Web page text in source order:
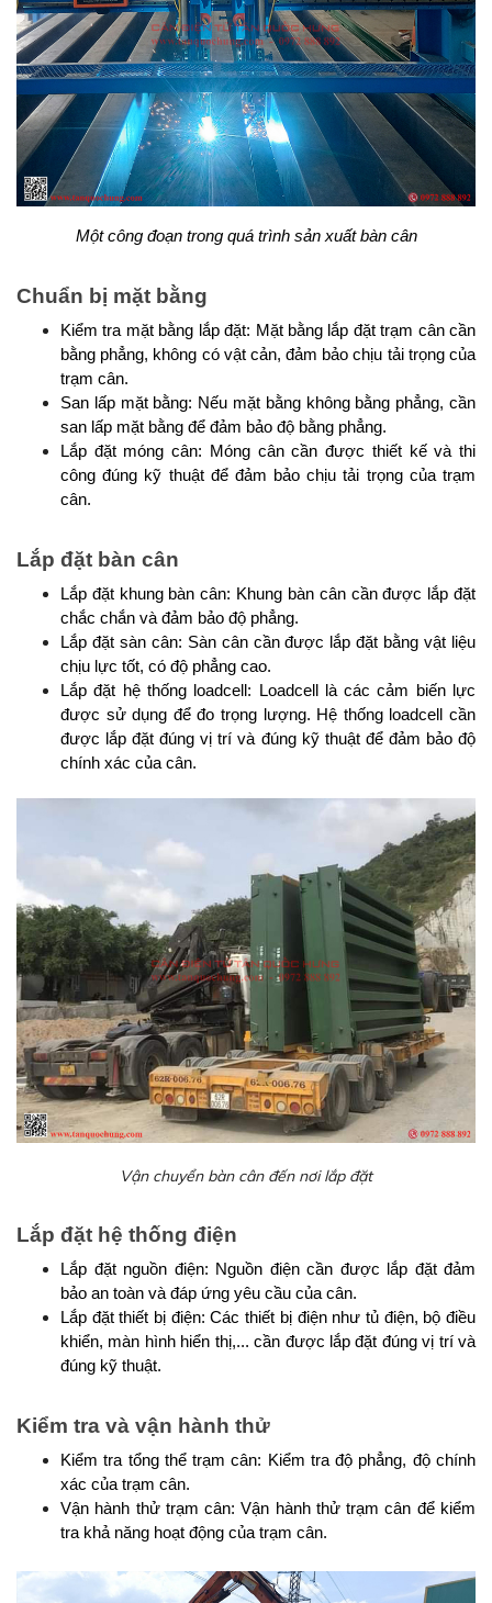
Một công đoạn trong quá trình sản xuất bàn cân
Chuẩn bị mặt bằng
Kiểm tra mặt bằng lắp đặt: Mặt bằng lắp đặt trạm cân cần
bằng phẳng, không có vật cản, đảm bảo chịu tải trọng của
trạm cân.
San lấp mặt bằng: Nếu mặt bằng không bằng phẳng, cần
san lấp mặt bằng để đảm bảo độ bằng phẳng.
Lắp đặt móng cân: Móng cân cần được thiết kế và thi
công đúng kỹ thuật để đảm bảo chịu tải trọng của trạm
cân.
Lắp đặt bàn cân
Lắp đặt khung bàn cân: Khung bàn cân cần được lắp đặt
chắc chắn và đảm bảo độ phẳng.
Lắp đặt sàn cân: Sàn cân cần được lắp đặt bằng vật liệu
chịu lực tốt, có độ phẳng cao.
Lắp đặt hệ thống loadcell: Loadcell là các cảm biến lực
được sử dụng để đo trọng lượng. Hệ thống loadcell cần
được lắp đặt đúng vị trí và đúng kỹ thuật để đảm bảo độ
chính xác của cân.
Vận chuyển bàn cân đến nơi lắp đặt
Lắp đặt hệ thống điện
Lắp đặt nguồn điện: Nguồn điện cần được lắp đặt đảm
bảo an toàn và đáp ứng yêu cầu của cân.
Lắp đặt thiết bị điện: Các thiết bị điện như tủ điện, bộ điều
khiển, màn hình hiển thị,... cần được lắp đặt đúng vị trí và
đúng kỹ thuật.
Kiểm tra và vận hành thử
Kiểm tra tổng thể trạm cân: Kiểm tra độ phẳng, độ chính
xác của trạm cân.
Vận hành thử trạm cân: Vận hành thử trạm cân để kiểm
tra khả năng hoạt động của trạm cân.